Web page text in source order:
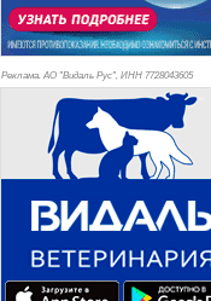
Реклама. АО "Видаль Рус", ИНН 7728043605